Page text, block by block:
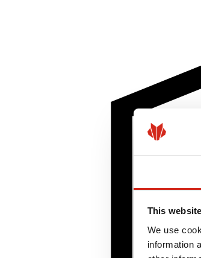
This
We use
information